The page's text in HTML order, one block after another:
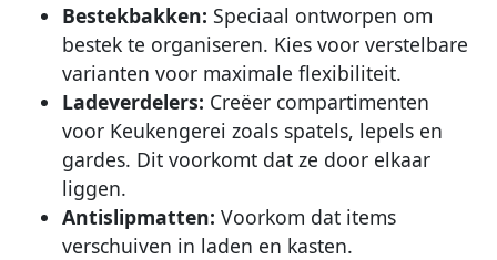
Bestekbakken: Speciaal ontworpen om
bestek te organiseren. Kies voor verstelbare
varianten voor maximale flexibiliteit.
Ladeverdelers: Creëer compartimenten
voor Keukengerei zoals spatels, lepels en
gardes. Dit voorkomt dat ze door elkaar
liggen.
Antislipmatten: Voorkom dat items
verschuiven in laden en kasten.